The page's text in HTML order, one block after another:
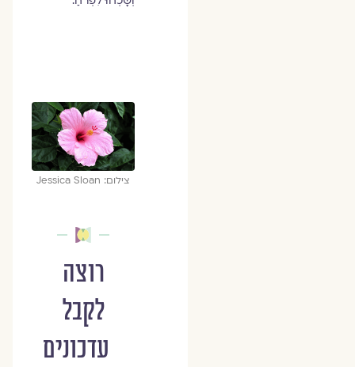
צילום: Jessica Sloan
רוצה
לקבל
עדכונים